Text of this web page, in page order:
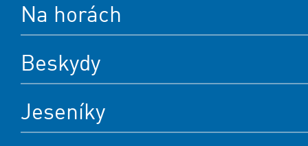
Na horách
Beskydy
Jeseníky